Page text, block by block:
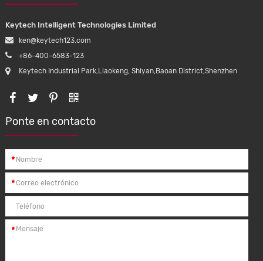
Keytech Intelligent Technologies Limited
ken@keytech123.com
+86-400-6583-123
Keytech Industrial Park,Liaokeng, Shiyan,Baoan District,Shenzhen
Ponte en contacto
*
*
*